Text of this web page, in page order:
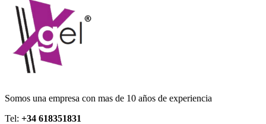
Somos una empresa con mas de 10 años de experiencia
Tel: +34 618351831